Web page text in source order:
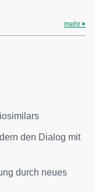
mehr
den Dialog mit
durch neues